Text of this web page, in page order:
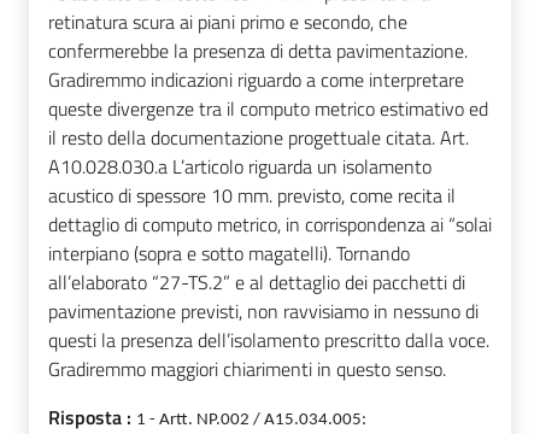
retinatura scura ai piani primo e secondo, che
confermerebbe la presenza di detta pavimentazione.
Gradiremmo indicazioni riguardo a come interpretare
queste divergenze tra il computo metrico estimativo ed
il resto della documentazione progettuale citata. Art.
A10.028.030.a L’articolo riguarda un isolamento
acustico di spessore 10 mm. previsto, come recita il
dettaglio di computo metrico, in corrispondenza ai “solai
interpiano (sopra e sotto magatelli). Tornando
all’elaborato “27-TS.2” e al dettaglio dei pacchetti di
pavimentazione previsti, non ravvisiamo in nessuno di
questi la presenza dell’isolamento prescritto dalla voce.
Gradiremmo maggiori chiarimenti in questo senso.
Risposta : 1 - Artt. NP.002 / A15.034.005: